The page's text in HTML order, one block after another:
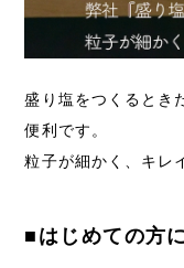
盛り塩をつくるとき
便利です。
粒子が細かく、キレ
■はじめての方